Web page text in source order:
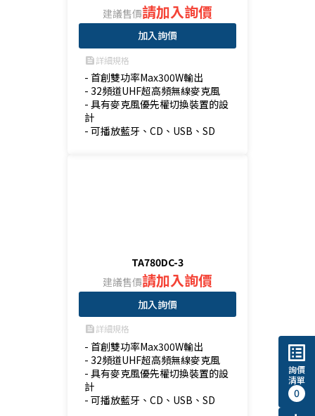
建議售價請加入詢價
加入詢價
feed詳細規格
- 首創雙功率Max300W輸出
- 32頻道UHF超高頻無線麥克風
- 具有麥克風優先權切換裝置的設
計
- 可播放藍牙、CD、USB、SD
TA780DC-3
建議售價請加入詢價
加入詢價
feed詳細規格
- 首創雙功率Max300W輸出
- 32頻道UHF超高頻無線麥克風
- 具有麥克風優先權切換裝置的設
計
- 可播放藍牙、CD、USB、SD
list_alt
詢價
清單
0